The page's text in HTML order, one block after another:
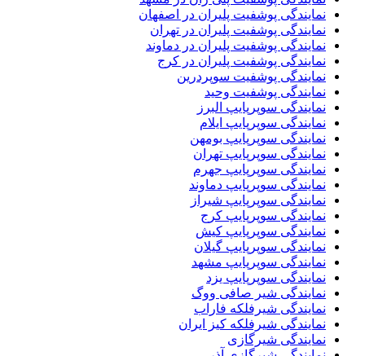
نمایندگی پوشفیت پلیران در اصفهان
نمایندگی پوشفیت پلیران در تهران
نمایندگی پوشفیت پلیران در دماوند
نمایندگی پوشفیت پلیران در کرج
نمایندگی پوشفیت سوپردرین
نمایندگی پوشفیت وحید
نمایندگی سوپرپایپ البرز
نمایندگی سوپرپایپ ایلام
نمایندگی سوپرپایپ بومهن
نمایندگی سوپرپایپ تهران
نمایندگی سوپرپایپ جهرم
نمایندگی سوپرپایپ دماوند
نمایندگی سوپرپایپ شیراز
نمایندگی سوپرپایپ کرج
نمایندگی سوپرپایپ کیش
نمایندگی سوپرپایپ گیلان
نمایندگی سوپرپایپ مشهد
نمایندگی سوپرپایپ یزد
نمایندگی شیر صافی ووگ
نمایندگی شیرفلکه فاراب
نمایندگی شیرفلکه کیز ایران
نمایندگی شیرگازی